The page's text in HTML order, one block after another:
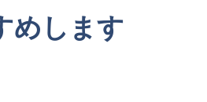
めします